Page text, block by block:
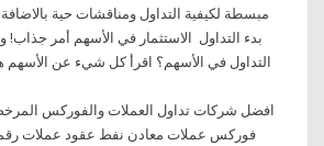
مبسطة لكيفية التداول ومناقشات حية
بدء التداول ️ الاستثمار في الأسهم أمر
التداول في الأسهم؟ اقرأ كل شيء عن
افضل شركات تداول العملات والفوركس
فوركس عملات معادن نفط عقود عملات